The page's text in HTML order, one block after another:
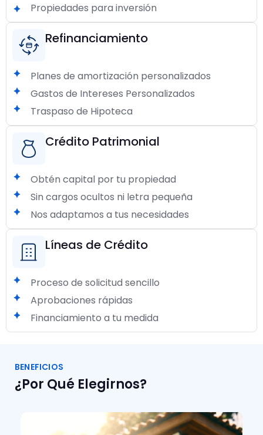
Propiedades para inversión
Refinanciamiento
Planes de amortización personalizados
Gastos de Intereses Personalizados
Traspaso de Hipoteca
Crédito Patrimonial
Obtén capital por tu propiedad
Sin cargos ocultos ni letra pequeña
Nos adaptamos a tus necesidades
Líneas de Crédito
Proceso de solicitud sencillo
Aprobaciones rápidas
Financiamiento a tu medida
BENEFICIOS
¿Por Qué Elegirnos?